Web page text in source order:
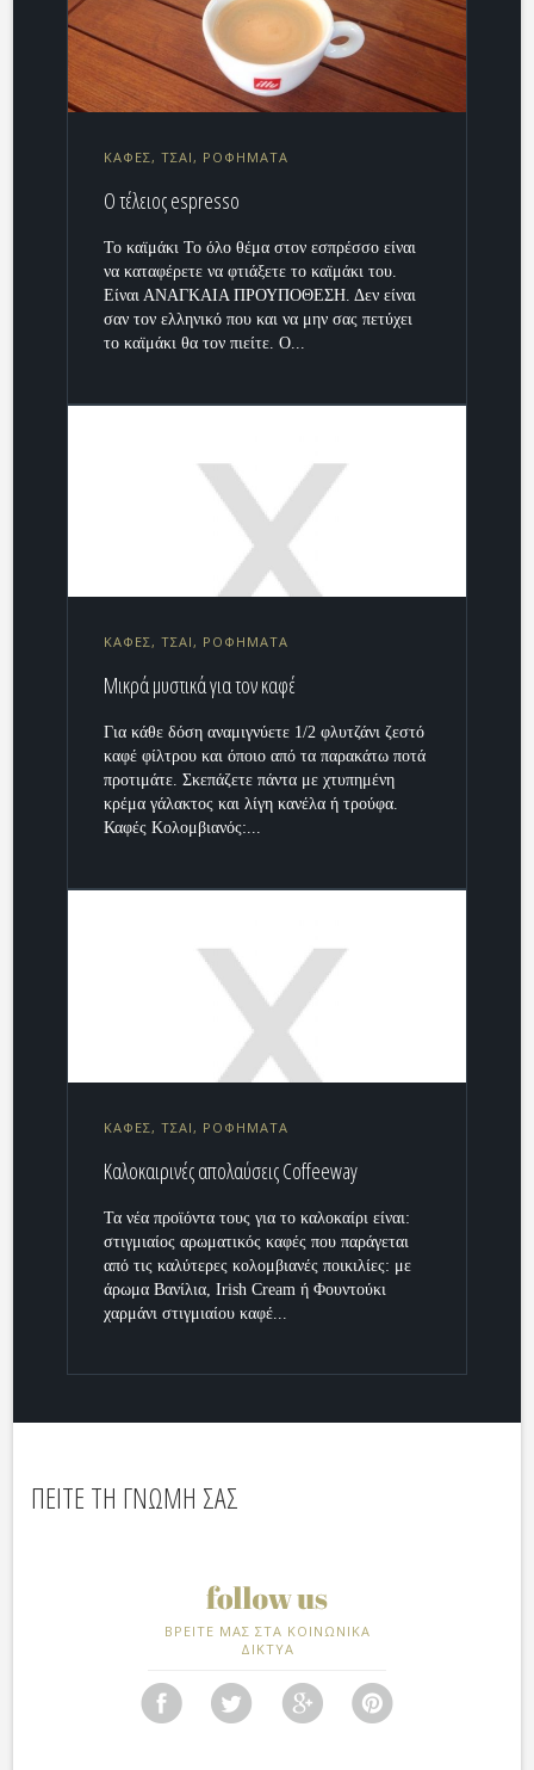
ΚΑΦΕΣ, ΤΣΑΙ, ΡΟΦΗΜΑΤΑ
Ο τέλειος espresso
Το καϊμάκι Το όλο θέμα στον εσπρέσσο είναι
να καταφέρετε να φτιάξετε το καϊμάκι του.
Είναι ΑΝΑΓΚΑΙΑ ΠΡΟΥΠΟΘΕΣΗ. Δεν είναι
σαν τον ελληνικό που και να μην σας πετύχει
το καϊμάκι θα τον πιείτε. Ο...
ΚΑΦΕΣ, ΤΣΑΙ, ΡΟΦΗΜΑΤΑ
Μικρά μυστικά για τον καφέ
Για κάθε δόση αναμιγνύετε 1/2 φλυτζάνι ζεστό
καφέ φίλτρου και όποιο από τα παρακάτω ποτά
προτιμάτε. Σκεπάζετε πάντα με χτυπημένη
κρέμα γάλακτος και λίγη κανέλα ή τρούφα.
Καφές Κολομβιανός:...
ΚΑΦΕΣ, ΤΣΑΙ, ΡΟΦΗΜΑΤΑ
Καλοκαιρινές απολαύσεις Coffeeway
Τα νέα προϊόντα τους για το καλοκαίρι είναι:
στιγμιαίος αρωματικός καφές που παράγεται
από τις καλύτερες κολομβιανές ποικιλίες: με
άρωμα Βανίλια, Irish Cream ή Φουντούκι
χαρμάνι στιγμιαίου καφέ...
ΠΕΙΤΕ ΤΗ ΓΝΩΜΗ ΣΑΣ
ΒΡΕΙΤΕ ΜΑΣ ΣΤΑ ΚΟΙΝΩΝΙΚΑ
ΔΙΚΤΥΑ